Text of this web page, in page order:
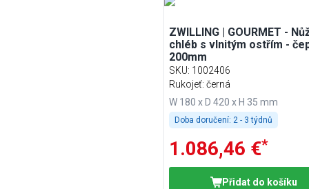
ZWILLING | GOURMET -
chléb s vlnitým ostřím -
200mm
SKU: 1002406
Rukojeť: černá
W 180 x D 420 x H 35 mm
Doba doručení: 2 - 3 týdnů
1.086,46 €*
Přidat do košíku